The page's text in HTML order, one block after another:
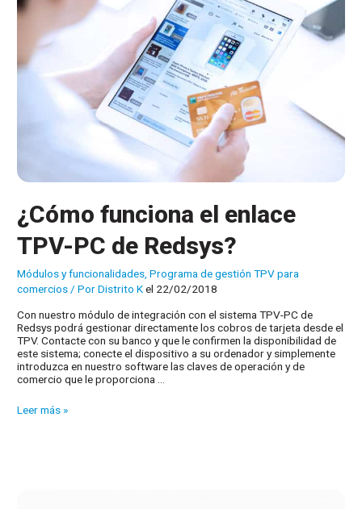
¿Cómo funciona el enlace
TPV-PC de Redsys?
Módulos y funcionalidades,Programa de gestión TPV para
comercios/ PorDistrito Kel 22/02/2018
Con nuestro módulo de integración con el sistema TPV-PC de
Redsys podrá gestionar directamente los cobros de tarjeta desde el
TPV. Contacte con su banco y que le confirmen la disponibilidad de
este sistema; conecte el dispositivo a su ordenador y simplemente
introduzca en nuestro software las claves de operación y de
comercio que le proporciona …
¿Cómo
Leer más »